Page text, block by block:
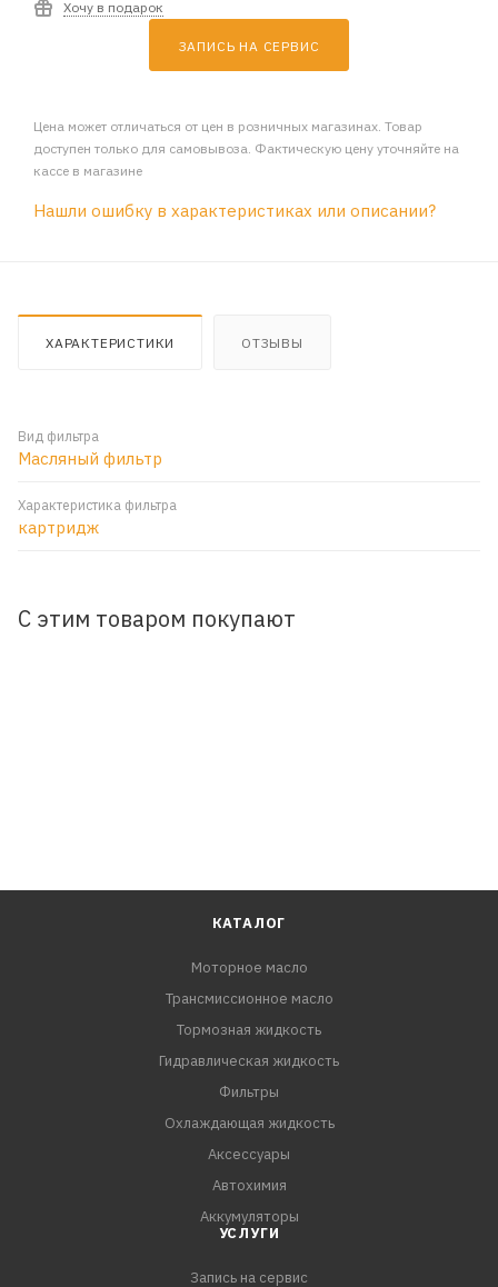
Хочу в подарок
ЗАПИСЬ НА СЕРВИС
Цена может отличаться от цен в розничных магазинах. Товар
доступен только для самовывоза. Фактическую цену уточняйте на
кассе в магазине
Нашли ошибку в характеристиках или описании?
ХАРАКТЕРИСТИКИ ОТЗЫВЫ
Вид фильтра
Масляный фильтр
Характеристика фильтра
картридж
С этим товаром покупают
КАТАЛОГ
Моторное масло
Трансмиссионное масло
Тормозная жидкость
Гидравлическая жидкость
Фильтры
Охлаждающая жидкость
Аксессуары
Автохимия
Аккумуляторы
УСЛУГИ
Запись на сервис